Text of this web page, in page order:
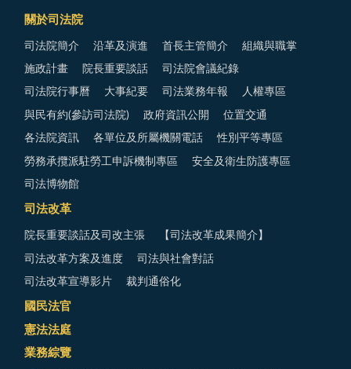
關於司法院
司法院簡介 沿革及演進 首長主管簡介 組織與職掌
施政計畫 院長重要談話 司法院會議紀錄
司法院行事曆 大事紀要 司法業務年報 人權專區
與民有約(參訪司法院) 政府資訊公開 位置交通
各法院資訊 各單位及所屬機關電話 性別平等專區
勞務承攬派駐勞工申訴機制專區 安全及衛生防護專區
司法博物館
司法改革
院長重要談話及司改主張 【司法改革成果簡介】
司法改革方案及進度 司法與社會對話
司法改革宣導影片 裁判通俗化
國民法官
憲法法庭
業務綜覽